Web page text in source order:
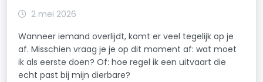
2 mei 2026
Wanneer iemand overlijdt, komt er veel tegelijk op je
af. Misschien vraag je je op dit moment af: wat moet
ik als eerste doen? Of: hoe regel ik een uitvaart die
echt past bij mijn dierbare?